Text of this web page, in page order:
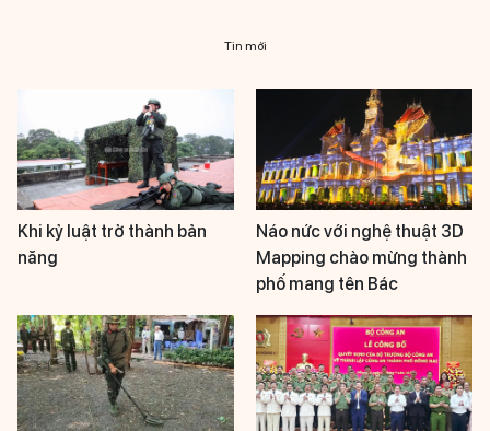
Tin mới
Khi kỷ luật trở thành bản
năng
Náo nức với nghệ thuật 3D
Mapping chào mừng thành
phố mang tên Bác